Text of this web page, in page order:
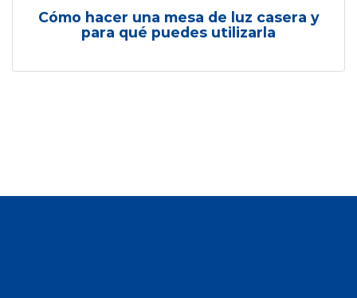
Cómo hacer una mesa de luz casera y
para qué puedes utilizarla